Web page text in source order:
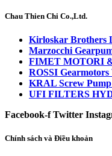
Chau Thien Chi Co.,Ltd.
Kirloskar Brothers
Marzocchi
FIMET MOTORI
ROSSI Gearmotors
KRAL Screw
UFI FILTERS
Facebook-f Twitter
Chính sách và Điều khoản